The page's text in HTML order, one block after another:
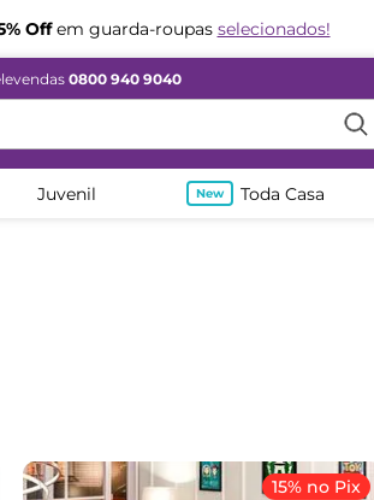
12x sem juros
0800 940 9040
Juvenil Toda Casa
15% no Pix